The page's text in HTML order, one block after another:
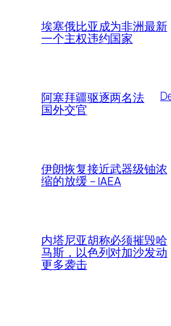
埃塞俄比亚成为非洲最新
一个主权违约国家
阿塞拜疆驱逐两名法
国外交官
伊朗恢复接近武器级铀浓
缩的放缓 – IAEA
内塔尼亚胡称必须摧毁哈
马斯，以色列对加沙发动
更多袭击